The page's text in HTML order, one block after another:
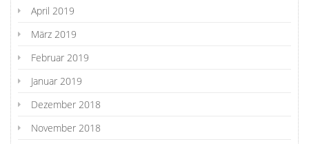
April 2019
März 2019
Februar 2019
Januar 2019
Dezember 2018
November 2018